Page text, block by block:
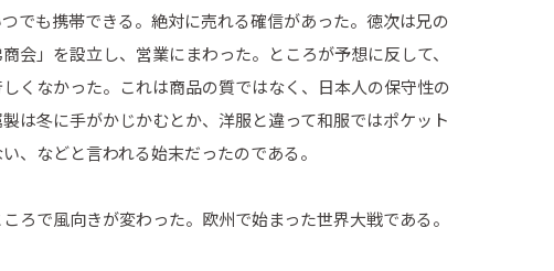
でも携帯できる。絶対に売れる確信があった。徳次は兄の
会」を設立し、営業にまわった。ところが予想に反して、
くなかった。これは商品の質ではなく、日本人の保守性の
は冬に手がかじかむとか、洋服と違って和服ではポケット
、などと言われる始末だったのである。
ろで風向きが変わった。欧州で始まった世界大戦である。